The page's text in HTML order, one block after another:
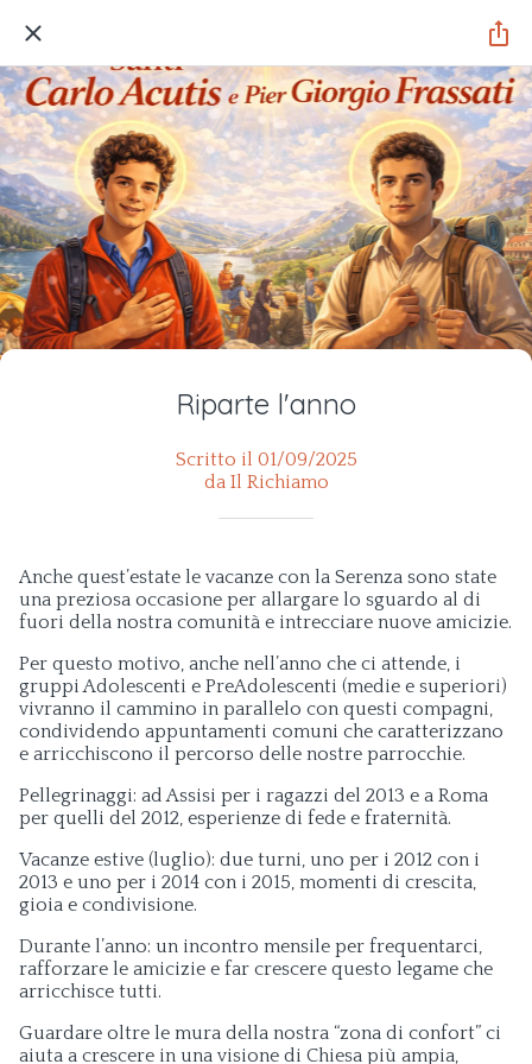
Riparte l'anno
Scritto il 01/09/2025
da Il Richiamo
Anche quest’estate le vacanze con la Serenza sono state
una preziosa occasione per allargare lo sguardo al di
fuori della nostra comunità e intrecciare nuove amicizie.
Per questo motivo, anche nell’anno che ci attende, i
gruppi Adolescenti e PreAdolescenti (medie e superiori)
vivranno il cammino in parallelo con questi compagni,
condividendo appuntamenti comuni che caratterizzano
e arricchiscono il percorso delle nostre parrocchie.
Pellegrinaggi: ad Assisi per i ragazzi del 2013 e a Roma
per quelli del 2012, esperienze di fede e fraternità.
Vacanze estive (luglio): due turni, uno per i 2012 con i
2013 e uno per i 2014 con i 2015, momenti di crescita,
gioia e condivisione.
Durante l’anno: un incontro mensile per frequentarci,
rafforzare le amicizie e far crescere questo legame che
arricchisce tutti.
Guardare oltre le mura della nostra “zona di confort” ci
aiuta a crescere in una visione di Chiesa più ampia,